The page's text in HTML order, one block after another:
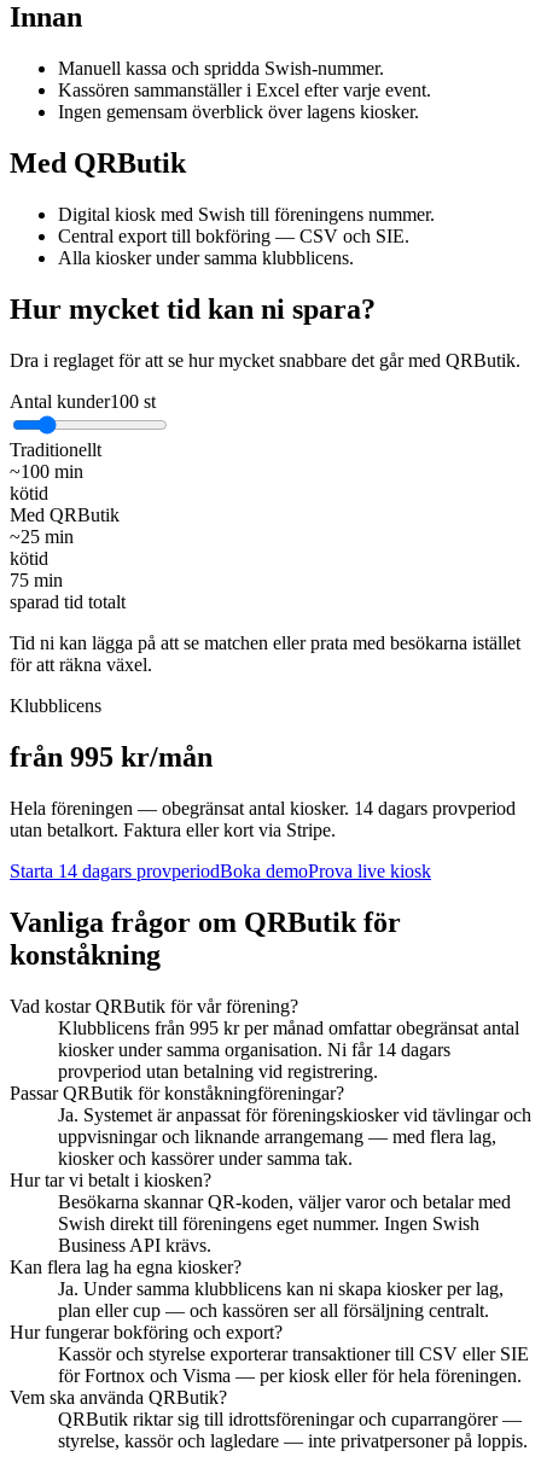
Innan
Manuell kassa och spridda Swish-nummer.
Kassören sammanställer i Excel efter varje event.
Ingen gemensam överblick över lagens kiosker.
Med QRButik
Digital kiosk med Swish till föreningens nummer.
Central export till bokföring — CSV och SIE.
Alla kiosker under samma klubblicens.
Hur mycket tid kan ni spara?
Dra i reglaget för att se hur mycket snabbare det går med QRButik.
Antal kunder100 st
Traditionellt
~100 min
kötid
Med QRButik
~25 min
kötid
75 min
sparad tid totalt
Tid ni kan lägga på att se matchen eller prata med besökarna istället
för att räkna växel.
Klubblicens
från 995 kr/mån
Hela föreningen — obegränsat antal kiosker. 14 dagars provperiod
utan betalkort. Faktura eller kort via Stripe.
Starta 14 dagars provperiodBoka demoProva live kiosk
Vanliga frågor om QRButik för
konståkning
Vad kostar QRButik för vår förening?
Klubblicens från 995 kr per månad omfattar obegränsat antal
kiosker under samma organisation. Ni får 14 dagars
provperiod utan betalning vid registrering.
Passar QRButik för konståkningföreningar?
Ja. Systemet är anpassat för föreningskiosker vid tävlingar och
uppvisningar och liknande arrangemang — med flera lag,
kiosker och kassörer under samma tak.
Hur tar vi betalt i kiosken?
Besökarna skannar QR-koden, väljer varor och betalar med
Swish direkt till föreningens eget nummer. Ingen Swish
Business API krävs.
Kan flera lag ha egna kiosker?
Ja. Under samma klubblicens kan ni skapa kiosker per lag,
plan eller cup — och kassören ser all försäljning centralt.
Hur fungerar bokföring och export?
Kassör och styrelse exporterar transaktioner till CSV eller SIE
för Fortnox och Visma — per kiosk eller för hela föreningen.
Vem ska använda QRButik?
QRButik riktar sig till idrottsföreningar och cuparrangörer —
styrelse, kassör och lagledare — inte privatpersoner på loppis.